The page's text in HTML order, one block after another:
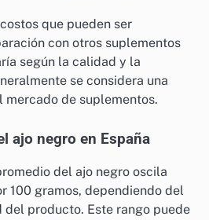
que pueden ser
con otros suplementos
según la calidad y la
se considera una
mercado de suplementos.
ajo negro en España
del ajo negro oscila
100 gramos, dependiendo del
producto. Este rango puede